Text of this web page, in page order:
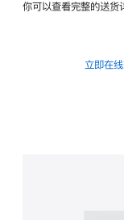
你可以查看完整的送货
立即在